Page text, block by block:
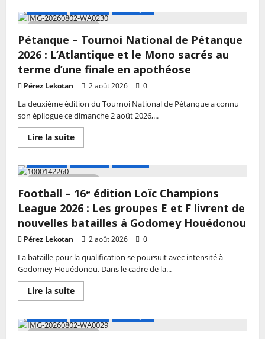
Basketball
–
U18
Féminin
Abidjan
2026
:
Les
Amazones
du
Bénin
quittent
lundi
pour
Côte
d’Ivoire
Pétanque – Tournoi National de Pétanque
2026 : L’Atlantique et le Mono sacrés au
terme d’une finale en apothéose
Pérez Lekotan 2 août 2026 0
La deuxième édition du Tournoi National de Pétanque a connu
son épilogue ce dimanche 2 août 2026,...
Lire la suiteEn
savoir
Pétanque
–
Tournoi
National
de
Pétanque
2026
:
L’Atlantique
et
le
Mono
sacrés
d’une
finale
apothéose
Football – 16ᵉ édition Loïc Champions
League 2026 : Les groupes E et F livrent de
nouvelles batailles à Godomey Houédonou
Pérez Lekotan 2 août 2026 0
La bataille pour la qualification se poursuit avec intensité à
Godomey Houédonou. Dans le cadre de la...
Lire la suiteEn
savoir
Football
–